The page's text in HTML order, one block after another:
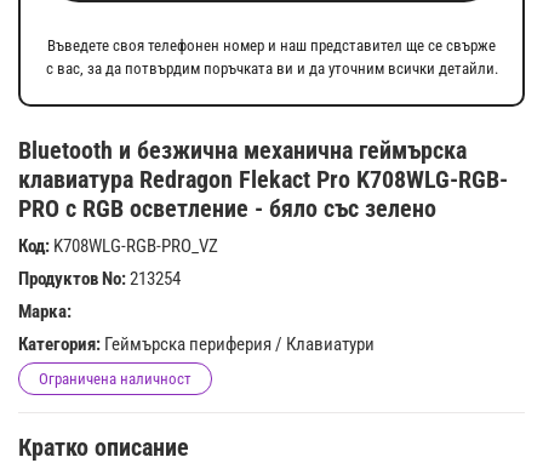
Bluetooth и безжична механична геймърска
клавиатура Redragon Flekact Pro K708WLG-RGB-
PRO с RGB осветление - бяло със зелено
Код: K708WLG-RGB-PRO_VZ
Продуктов No:213254
Марка:
Категория: Геймърска периферия / Клавиатури
Ограничена наличност
Кратко описание
Въведете своя телефонен номер и наш представител ще се свърже
с вас, за да потвърдим поръчката ви и да уточним всички детайли.